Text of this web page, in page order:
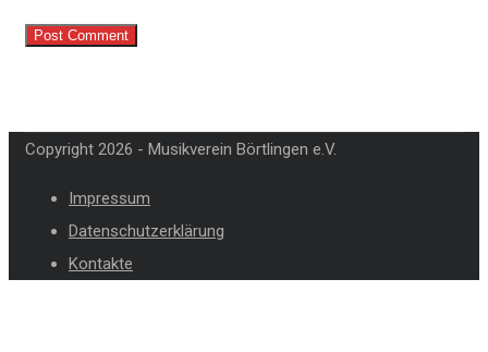
Copyright 2026 - Musikverein Börtlingen e.V.
Impressum
Datenschutzerklärung
Kontakte